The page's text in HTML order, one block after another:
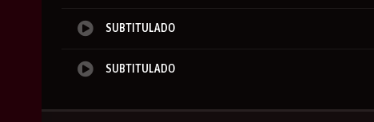
SUBTITULADO
SUBTITULADO